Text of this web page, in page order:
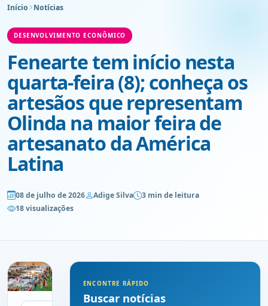
Início Notícias
DESENVOLVIMENTO ECONÔMICO
Fenearte tem início nesta
quarta-feira (8); conheça os
artesãos que representam
Olinda na maior feira de
artesanato da América
Latina
08 de julho de 2026 Adige Silva
3 min de leitura
18 visualizações
ENCONTRE RÁPIDO
Buscar notícias